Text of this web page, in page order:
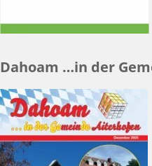
Dahoam …in der